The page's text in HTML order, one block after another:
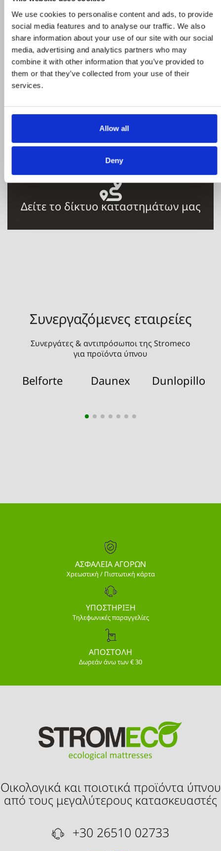
We use cookies to personalise content and ads, to provide
social media features and to analyse our traffic. We also
share information about your use of our site with our social
media, advertising and analytics partners who may
combine it with other information that you’ve provided to
them or that they’ve collected from your use of their
services.
Allow all
Deny
Προϊόντα σε προσφορά
Δείτε ολα τα προϊόντα μας που εχουν
προσφορά και επωφεληθείτε για τις αγορές
σας
STROMECO
Η εταιρεία, καταστήματα, μεταφορικός
Δείτε το δίκτυο καταστημάτων μας
Συνεργαζόμενες εταιρείες
Συνεργάτες & αντιπρόσωποι της Stromeco
για προϊόντα ύπνου
Belforte Daunex Dunlopillo
ΑΣΦΑΛΕΙΑ ΑΓΟΡΩΝ
Χρεωστική / Πιστωτική κάρτα
ΥΠΟΣΤΗΡΙΞΗ
Τηλεφωνικές παραγγελίες
ΑΠΟΣΤΟΛΗ
Δωρεάν άνω των € 30
Οικολογικά και ποιοτικά προϊόντα ύπνου
από τους μεγαλύτερους κατασκευαστές
+30 26510 02733